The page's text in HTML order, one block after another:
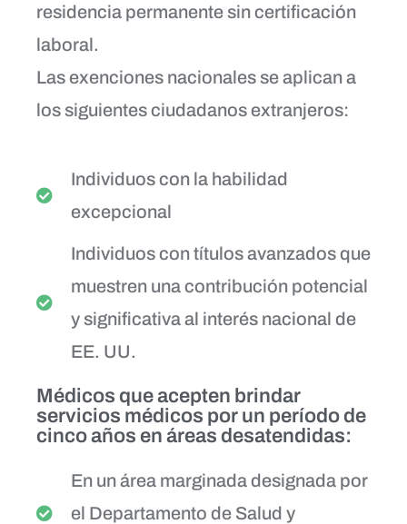
residencia permanente sin certificación
laboral.
Las exenciones nacionales se aplican a
los siguientes ciudadanos extranjeros:
Individuos con la habilidad
excepcional
Individuos con títulos avanzados que
muestren una contribución potencial
y significativa al interés nacional de
EE. UU.
Médicos que acepten brindar
servicios médicos por un período de
cinco años en áreas desatendidas:
En un área marginada designada por
el Departamento de Salud y